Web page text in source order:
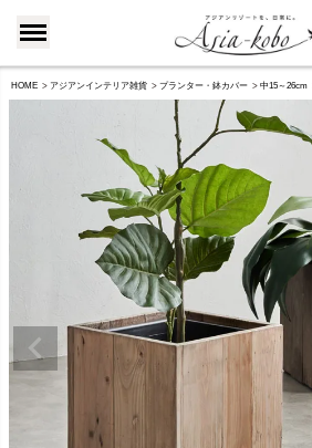
HOME アジアンインテリア雑貨 プランター・鉢カバー 中15～26cm